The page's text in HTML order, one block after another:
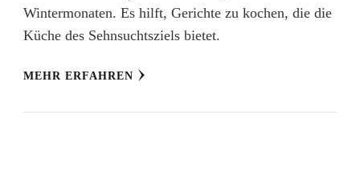
Wintermonaten. Es hilft, Gerichte zu kochen, die die
Küche des Sehnsuchtsziels bietet.
MEHR ERFAHREN